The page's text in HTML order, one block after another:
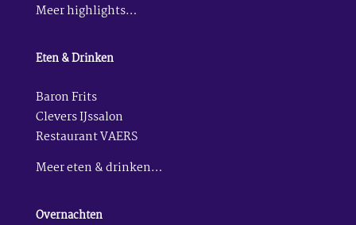
Meer highlights…
Eten & Drinken
Baron Frits
Clevers IJssalon
Restaurant VAERS
Meer eten & drinken…
Overnachten